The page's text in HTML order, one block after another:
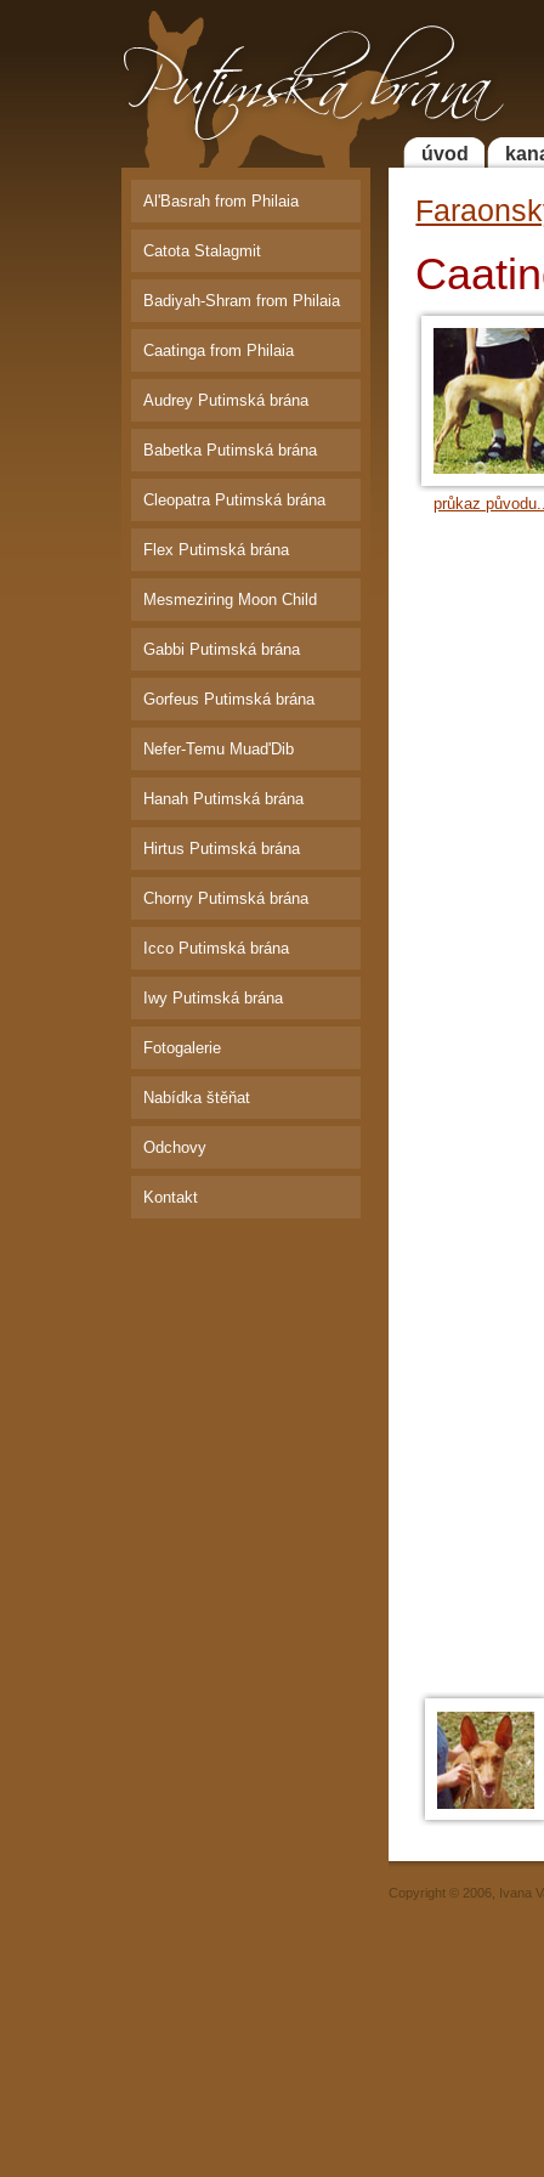
Putimská brána | Faraonský pes a
Bordeauxská doga
úvod
Al'Basrah from Philaia
Catota Stalagmit
Badiyah-Shram from Philaia
Caatinga from Philaia
Audrey Putimská brána
Babetka Putimská brána
Cleopatra Putimská brána
Flex Putimská brána
Mesmeziring Moon Child
Gabbi Putimská brána
Gorfeus Putimská brána
Nefer-Temu Muad'Dib
Hanah Putimská brána
Hirtus Putimská brána
Chorny Putimská brána
Icco Putimská brána
Iwy Putimská brána
Fotogalerie
Nabídka štěňat
Odchovy
Kontakt
průkaz
Copyright © 2006, Ivana